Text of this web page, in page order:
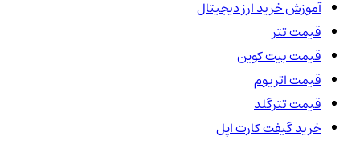
آموزش خرید ارز دیجیتال
قیمت تتر
قیمت بیت کوین
قیمت اتریوم
قیمت تترگلد
خرید گیفت کارت اپل